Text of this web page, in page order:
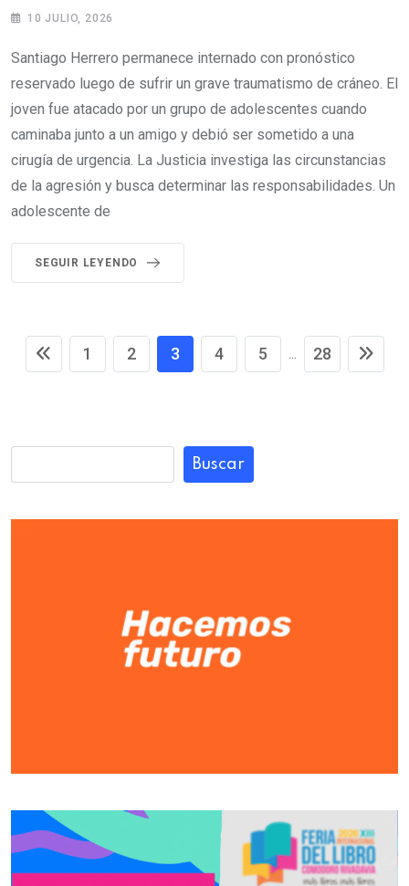
10 JULIO, 2026
Santiago Herrero permanece internado con pronóstico
reservado luego de sufrir un grave traumatismo de cráneo. El
joven fue atacado por un grupo de adolescentes cuando
caminaba junto a un amigo y debió ser sometido a una
cirugía de urgencia. La Justicia investiga las circunstancias
de la agresión y busca determinar las responsabilidades. Un
adolescente de
SEGUIR LEYENDO
1 2 3 4 5 28
Buscar